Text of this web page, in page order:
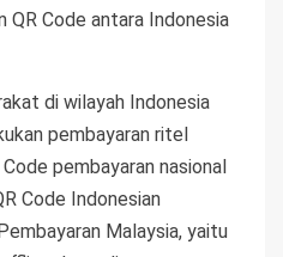
QR Code antara Indonesia
di wilayah Indonesia
pembayaran ritel
pembayaran nasional
Code Indonesian
Malaysia, yaitu